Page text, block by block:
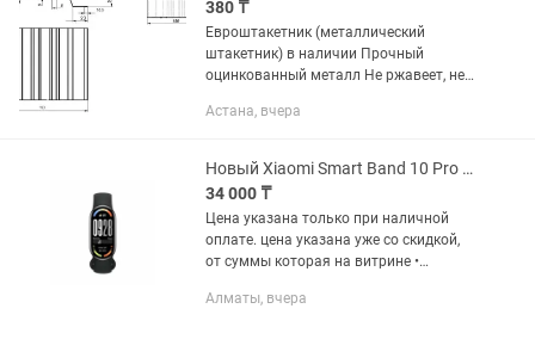
380 ₸
Евроштакетник (металлический
штакетник) в наличии Прочный
оцинкованный металл Не ржавеет, не
заборов, ворот и ограждений
13...
Астана, вчера
Новый Xiaomi Smart Band 10 Pro Запечатанный Магазин Red Geek
34 000 ₸
Цена указана только при наличной
оплате. цена указана уже со скидкой,
от суммы которая на витрине •
Рассрочка Kaspi | Рассрочка Kaspi |
Алматы, вчера